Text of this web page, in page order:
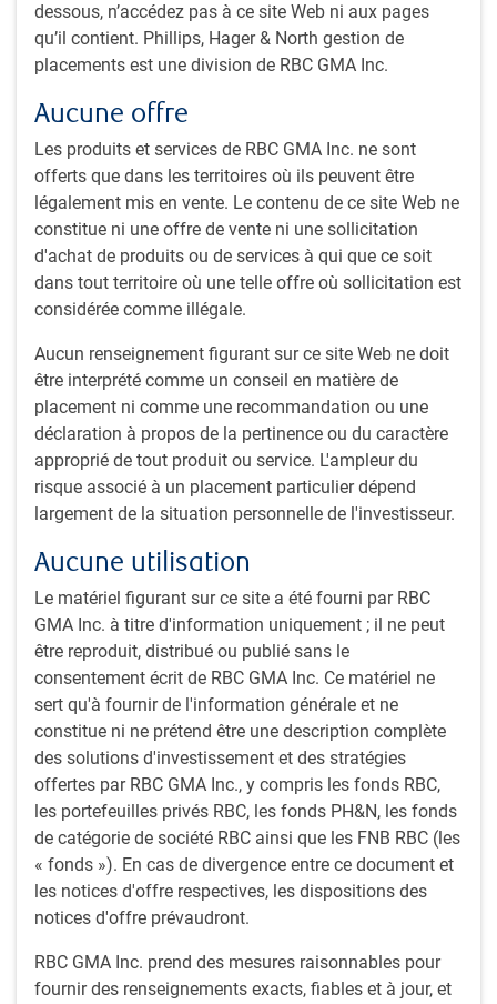
dessous, n’accédez pas à ce site Web ni aux pages
qu’il contient. Phillips, Hager & North gestion de
placements est une division de RBC GMA Inc.
Aucune offre
Les produits et services de RBC GMA Inc. ne sont
offerts que dans les territoires où ils peuvent être
légalement mis en vente. Le contenu de ce site Web ne
constitue ni une offre de vente ni une sollicitation
d'achat de produits ou de services à qui que ce soit
dans tout territoire où une telle offre où sollicitation est
considérée comme illégale.
Aucun renseignement figurant sur ce site Web ne doit
être interprété comme un conseil en matière de
placement ni comme une recommandation ou une
déclaration à propos de la pertinence ou du caractère
approprié de tout produit ou service. L'ampleur du
risque associé à un placement particulier dépend
largement de la situation personnelle de l'investisseur.
Aucune utilisation
Le matériel figurant sur ce site a été fourni par RBC
GMA Inc. à titre d'information uniquement ; il ne peut
être reproduit, distribué ou publié sans le
consentement écrit de RBC GMA Inc. Ce matériel ne
sert qu'à fournir de l'information générale et ne
constitue ni ne prétend être une description complète
des solutions d'investissement et des stratégies
offertes par RBC GMA Inc., y compris les fonds RBC,
les portefeuilles privés RBC, les fonds PH&N, les fonds
de catégorie de société RBC ainsi que les FNB RBC (les
« fonds »). En cas de divergence entre ce document et
les notices d'offre respectives, les dispositions des
notices d'offre prévaudront.
RBC GMA Inc. prend des mesures raisonnables pour
fournir des renseignements exacts, fiables et à jour, et
l’alpha et préserver le capital.
incarne le nec plus ultra des méthodes de gestion
d’actifs traditionnels et alternatifs.
Proposition de valeur
Nos spécialistes des placements analysent une immense
variété de facteurs de risque avant d’investir au nom de nos
clients. Cette rigueur nous permet de constituer des
portefeuilles à forte conviction qui présentent un meilleur
potentiel de production d’alpha, tout en évitant les baisses
marquées susceptibles de compromettre le rendement à
long terme.